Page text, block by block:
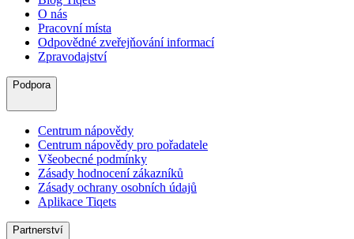
O nás
Pracovní místa
Odpovědné zveřejňování informací
Zpravodajství
Podpora
Centrum nápovědy
Centrum nápovědy pro pořadatele
Všeobecné podmínky
Zásady hodnocení zákazníků
Zásady ochrany osobních údajů
Aplikace Tiqets
Partnerství